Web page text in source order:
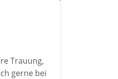
Trauung,
gerne bei